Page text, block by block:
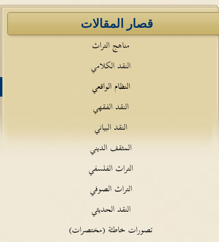
قصار المقالات
مناهج التراث
النقد الكلامي
النظام الواقعي
النقد الفقهي
النقد البياني
المثقف الديني
التراث الفلسفي
التراث الصوفي
النقد الحديثي
تصورات خاطئة (مختصرات)